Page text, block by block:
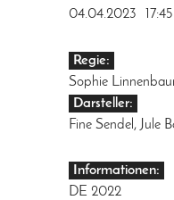
04.04.2023
17:45
Regie:
Sophie
Darsteller:
Fine Sendel, Jule
Informationen:
DE 2022